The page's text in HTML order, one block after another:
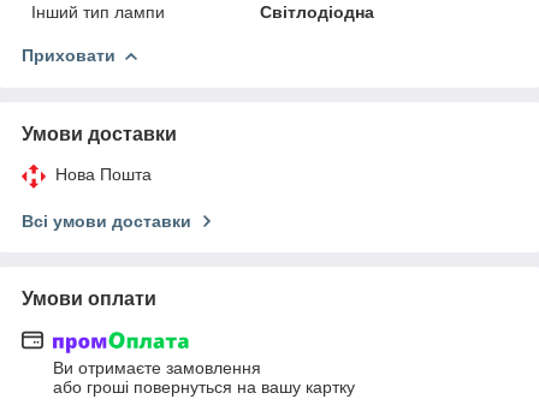
Інший тип лампи Світлодіодна
Приховати
Умови доставки
Нова Пошта
Всі умови доставки
Умови оплати
Ви отримаєте замовлення
або гроші повернуться на вашу картку